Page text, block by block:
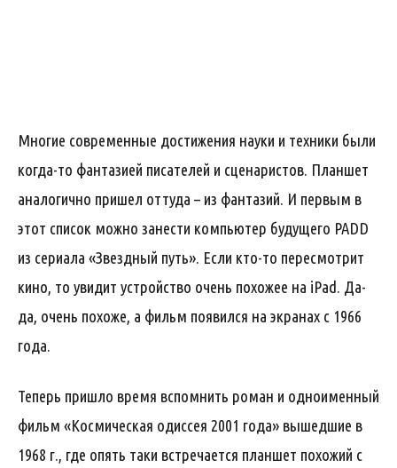
Многие современные достижения науки и техники были
когда-то фантазией писателей и сценаристов. Планшет
аналогично пришел оттуда – из фантазий. И первым в
этот список можно занести компьютер будущего PADD
из сериала «Звездный путь». Если кто-то пересмотрит
кино, то увидит устройство очень похожее на iPad. Да-
да, очень похоже, а фильм появился на экранах с 1966
года.
Теперь пришло время вспомнить роман и одноименный
фильм «Космическая одиссея 2001 года» вышедшие в
1968 г., где опять таки встречается планшет похожий с